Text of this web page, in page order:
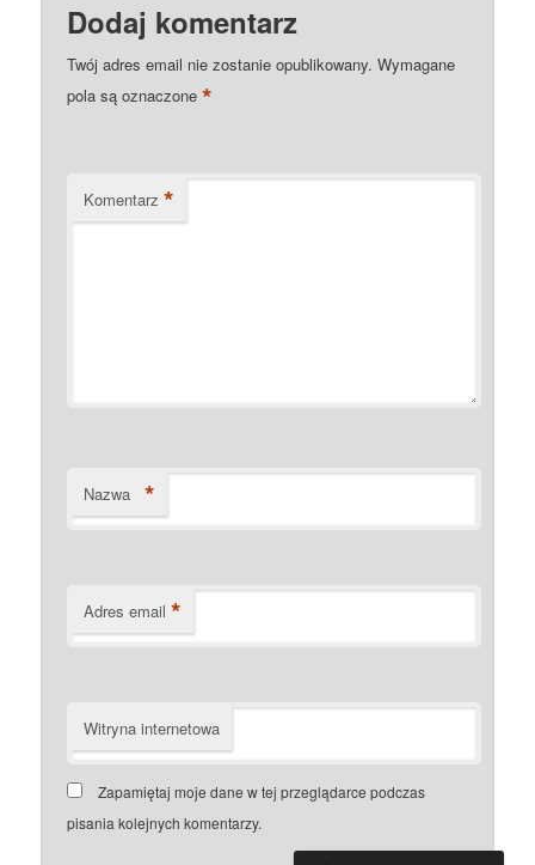
Dodaj komentarz
Twój adres email nie zostanie opublikowany. Wymagane
pola są oznaczone*
Komentarz *
Nazwa *
Adres email *
Witryna internetowa
Zapamiętaj moje dane w tej przeglądarce podczas
pisania kolejnych komentarzy.